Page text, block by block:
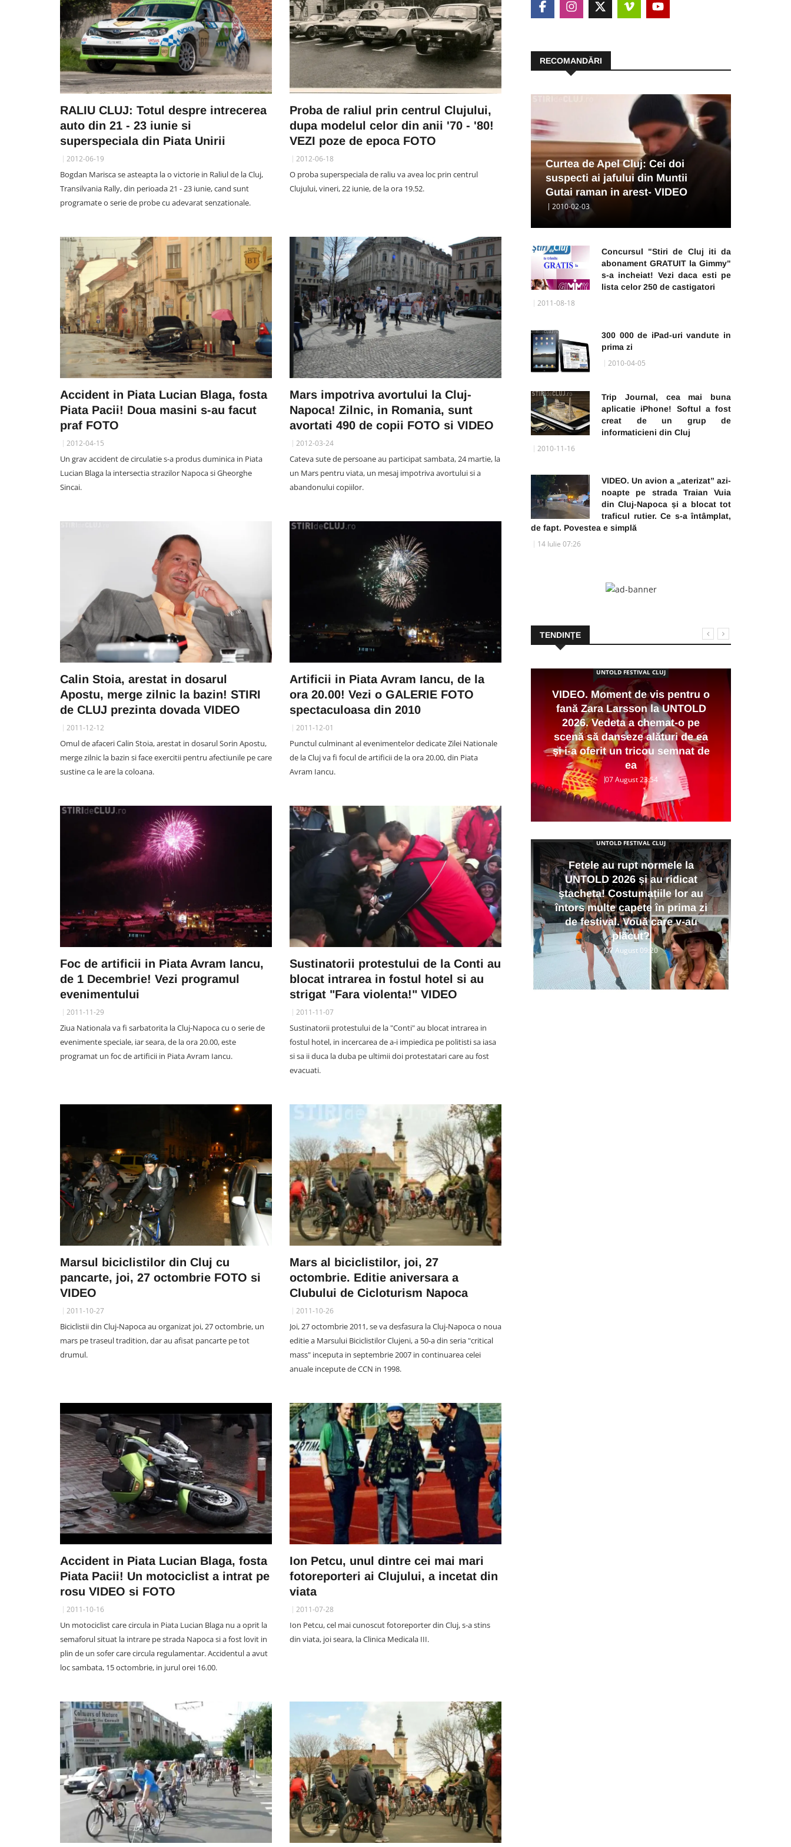
RALIU CLUJ: Totul despre intrecerea
auto din 21 - 23 iunie si
superspeciala din Piata Unirii
2012-06-19
Bogdan Marisca se asteapta la o victorie in Raliul de la Cluj,
Transilvania Rally, din perioada 21 - 23 iunie, cand sunt
programate o serie de probe cu adevarat senzationale.
Proba de raliul prin centrul Clujului,
dupa modelul celor din anii '70 - '80!
VEZI poze de epoca FOTO
2012-06-18
O proba superspeciala de raliu va avea loc prin centrul
Clujului, vineri, 22 iunie, de la ora 19.52.
Accident in Piata Lucian Blaga, fosta
Piata Pacii! Doua masini s-au facut
praf FOTO
2012-04-15
Un grav accident de circulatie s-a produs duminica in Piata
Lucian Blaga la intersectia strazilor Napoca si Gheorghe
Sincai.
Mars impotriva avortului la Cluj-
Napoca! Zilnic, in Romania, sunt
avortati 490 de copii FOTO si VIDEO
2012-03-24
Cateva sute de persoane au participat sambata, 24 martie, la
un Mars pentru viata, un mesaj impotriva avortului si a
abandonului copiilor.
Calin Stoia, arestat in dosarul
Apostu, merge zilnic la bazin! STIRI
de CLUJ prezinta dovada VIDEO
2011-12-12
Omul de afaceri Calin Stoia, arestat in dosarul Sorin Apostu,
merge zilnic la bazin si face exercitii pentru afectiunile pe care
sustine ca le are la coloana.
Artificii in Piata Avram Iancu, de la
ora 20.00! Vezi o GALERIE FOTO
spectaculoasa din 2010
2011-12-01
Punctul culminant al evenimentelor dedicate Zilei Nationale
de la Cluj va fi focul de artificii de la ora 20.00, din Piata
Avram Iancu.
Foc de artificii in Piata Avram Iancu,
de 1 Decembrie! Vezi programul
evenimentului
2011-11-29
Ziua Nationala va fi sarbatorita la Cluj-Napoca cu o serie de
evenimente speciale, iar seara, de la ora 20.00, este
programat un foc de artificii in Piata Avram Iancu.
Sustinatorii protestului de la Conti au
blocat intrarea in fostul hotel si au
strigat "Fara violenta!" VIDEO
2011-11-07
Sustinatorii protestului de la "Conti" au blocat intrarea in
fostul hotel, in incercarea de a-i impiedica pe politisti sa iasa
si sa ii duca la duba pe ultimii doi protestatari care au fost
evacuati.
Marsul biciclistilor din Cluj cu
pancarte, joi, 27 octombrie FOTO si
VIDEO
2011-10-27
Biciclistii din Cluj-Napoca au organizat joi, 27 octombrie, un
mars pe traseul tradition, dar au afisat pancarte pe tot
drumul.
Mars al biciclistilor, joi, 27
octombrie. Editie aniversara a
Clubului de Cicloturism Napoca
2011-10-26
Joi, 27 octombrie 2011, se va desfasura la Cluj-Napoca o noua
editie a Marsului Biciclistilor Clujeni, a 50-a din seria "critical
mass" inceputa in septembrie 2007 in continuarea celei
anuale incepute de CCN in 1998.
Accident in Piata Lucian Blaga, fosta
Piata Pacii! Un motociclist a intrat pe
rosu VIDEO si FOTO
2011-10-16
Un motociclist care circula in Piata Lucian Blaga nu a oprit la
semaforul situat la intrare pe strada Napoca si a fost lovit in
plin de un sofer care circula regulamentar. Accidentul a avut
loc sambata, 15 octombrie, in jurul orei 16.00.
Ion Petcu, unul dintre cei mai mari
fotoreporteri ai Clujului, a incetat din
viata
2011-07-28
Ion Petcu, cel mai cunoscut fotoreporter din Cluj, s-a stins
din viata, joi seara, la Clinica Medicala III.
RECOMANDĂRI
Curtea de Apel Cluj: Cei doi
suspecti ai jafului din Muntii
Gutai raman in arest- VIDEO
2010-02-03
Concursul "Stiri de Cluj iti da
abonament GRATUIT la Gimmy"
s-a incheiat! Vezi daca esti pe
lista celor 250 de castigatori
2011-08-18
300 000 de iPad-uri vandute in
prima zi
2010-04-05
Trip Journal, cea mai buna
aplicatie iPhone! Softul a fost
creat de un grup de
informaticieni din Cluj
2010-11-16
VIDEO. Un avion a „aterizat” azi-
noapte pe strada Traian Vuia
din Cluj-Napoca și a blocat tot
traficul rutier. Ce s-a întâmplat,
de fapt. Povestea e simplă
14 Iulie 07:26
TENDINȚE
UNTOLD FESTIVAL CLUJ
VIDEO. Mișcările Zarei Larsson
stadion neîncăpător, plin ochi de
fani români și străini
DIVERTISMENT
Rectorul UMF Cluj, Anca
Buzoianu, a primit o declarație
de dragoste greu de egalat.
Vlad: „Mama, te iubesc mai mult
ca pe «U»”
07 August 15:35
SOCIAL
sau Jandarmerie”
SOCIAL
Acuzații de „furt la cântar” la
casă într-un supermarket din
Cluj. Clujeancă: „O lămâie m-a
costat 10 lei. Avea 200 de grame,
cântarul a marcat 822 grame”
07 August 12:58
UNTOLD FESTIVAL CLUJ
VIDEO. Moment de vis pentru o
fană Zara Larsson la UNTOLD
2026. Vedeta a chemat-o pe
scenă să danseze alături de ea
și i-a oferit un tricou semnat de
ea
07 August 23:54
UNTOLD FESTIVAL CLUJ
Fetele au rupt normele la
UNTOLD 2026 și au ridicat
ștacheta! Costumațiile lor au
întors multe capete în prima zi
de festival. Vouă care v-au
plăcut?
07 August 09:20